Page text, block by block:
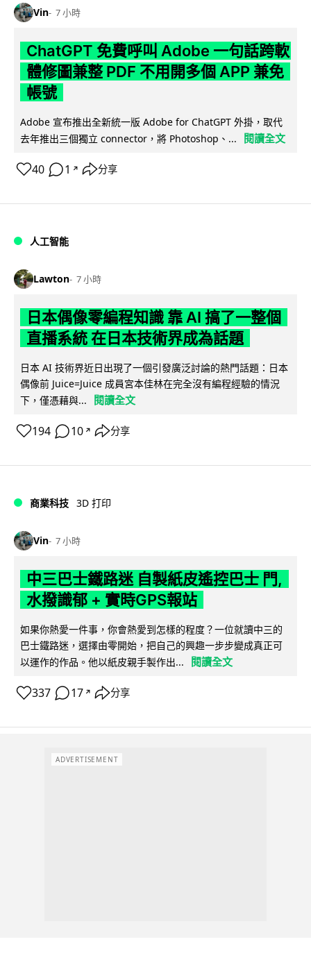
Vin 7 小時
ChatGPT 免費呼叫 Adobe 一句話跨軟
體修圖兼整 PDF 不用開多個 APP 兼免
帳號
Adobe 宣布推出全新統一版 Adobe for ChatGPT 外掛，取代
去年推出三個獨立 connector，將 Photoshop、...
閱讀全文
40 1 ↗ 分享
人工智能
Lawton 7 小時
日本偶像零編程知識 靠 AI 搞了一整個
直播系統 在日本技術界成為話題
日本 AI 技術界近日出現了一個引發廣泛討論的熱門話題：日本
偶像前 Juice=Juice 成員宮本佳林在完全沒有編程經驗的情況
下，僅憑藉與...
閱讀全文
194 10 ↗ 分享
商業科技 3D 打印
Vin 7 小時
中三巴士鐵路迷 自製紙皮遙控巴士 門,
水撥識郁 + 實時GPS報站
如果你熱愛一件事，你會熱愛到怎樣的程度？一位就讀中三的
巴士鐵路迷，選擇由零開始，把自己的興趣一步步變成真正可
以運作的作品。他以紙皮親手製作出...
閱讀全文
337 17 ↗ 分享
ADVERTISEMENT